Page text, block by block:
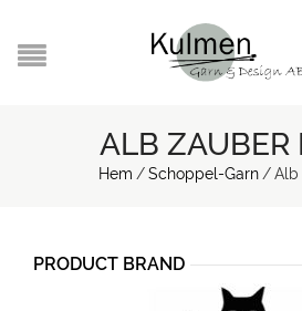
ALB ZAUBER
Hem /Schoppel-Garn /Alb
PRODUCT BRAND